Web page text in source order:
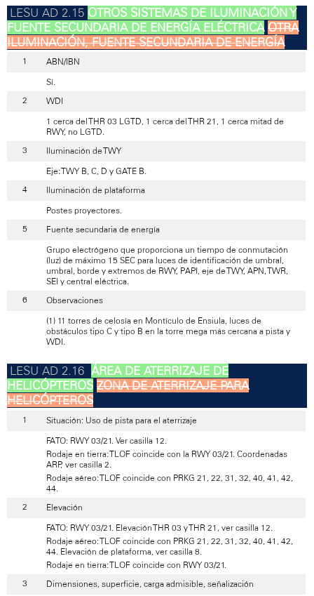
OTROS SISTEMAS DE ILUMINACIÓN Y
FUENTE SECUNDARIA DE ENERGÍA ELÉCTRICA OTRA
ILUMINACIÓN, FUENTE SECUNDARIA DE ENERGÍA
ABN/IBN
Sí.
WDI
1 cerca del THR 03 LGTD, 1 cerca del THR 21, 1 cerca mitad de
RWY, no LGTD.
Iluminación de TWY
Eje: TWY B, C, D y GATE B.
Iluminación de plataforma
Postes proyectores.
Fuente secundaria de energía
Grupo electrógeno que proporciona un tiempo de conmutación
(luz) de máximo 15 SEC para luces de identificación de umbral,
umbral, borde y extremos de RWY, PAPI, eje de TWY, APN, TWR,
SEI y central eléctrica.
Observaciones
(1) 11 torres de celosía en Montículo de Ensiula, luces de
obstáculos tipo C y tipo B en la torre mega más cercana a pista y
WDI.
ÁREA DE ATERRIZAJE DE
HELICÓPTEROS ZONA DE ATERRIZAJE PARA
HELICÓPTEROS
Situación: Uso de pista para el aterrizaje
FATO: RWY 03/21. Ver casilla 12.
Rodaje en tierra: TLOF coincide con la RWY 03/21. Coordenadas
ARP, ver casilla 2.
Rodaje aéreo: TLOF coincide con PRKG 21, 22, 31, 32, 40, 41, 42,
44.
Elevación
FATO: RWY 03/21. Elevación THR 03 y THR 21, ver casilla 12.
Rodaje aéreo: TLOF coincide con PRKG 21, 22, 31, 32, 40, 41, 42,
44. Elevación de plataforma, ver casilla 8.
Rodaje en tierra: TLOF coincide con RWY 03/21.
Dimensiones, superficie, carga admisible, señalización